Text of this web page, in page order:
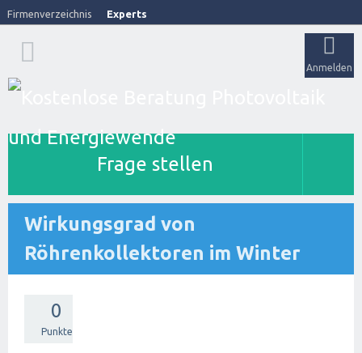
Firmenverzeichnis Experts
Anmelden
Frage stellen
Wirkungsgrad von
Röhrenkollektoren im Winter
0
Punkte